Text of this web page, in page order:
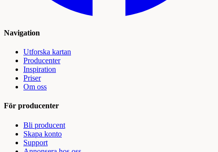
Navigation
Utforska kartan
Producenter
Inspiration
Priser
Om oss
För producenter
Bli producent
Skapa konto
Support